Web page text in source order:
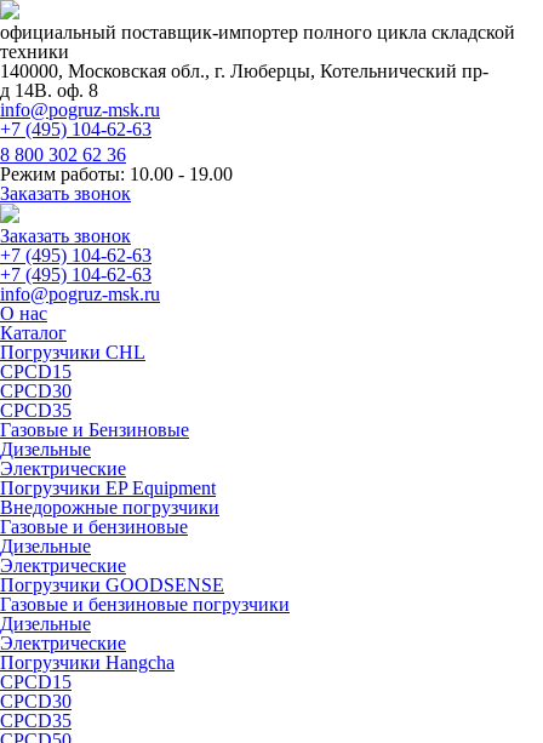
официальный поставщик-импортер полного цикла складской
техники
140000, Московская обл., г. Люберцы, Котельнический пр-
д 14В. оф. 8
info@pogruz-msk.ru
+7 (495) 104-62-63
8 800 302 62 36
Режим работы: 10.00 - 19.00
Заказать звонок
Заказать звонок
+7 (495) 104-62-63
+7 (495) 104-62-63
info@pogruz-msk.ru
О нас
Каталог
Погрузчики CHL
CPCD15
CPCD30
CPCD35
Газовые и Бензиновые
Дизельные
Электрические
Погрузчики EP Equipment
Внедорожные погрузчики
Газовые и бензиновые
Дизельные
Электрические
Погрузчики GOODSENSE
Газовые и бензиновые погрузчики
Дизельные
Электрические
Погрузчики Hangcha
CPCD15
CPCD30
CPCD35